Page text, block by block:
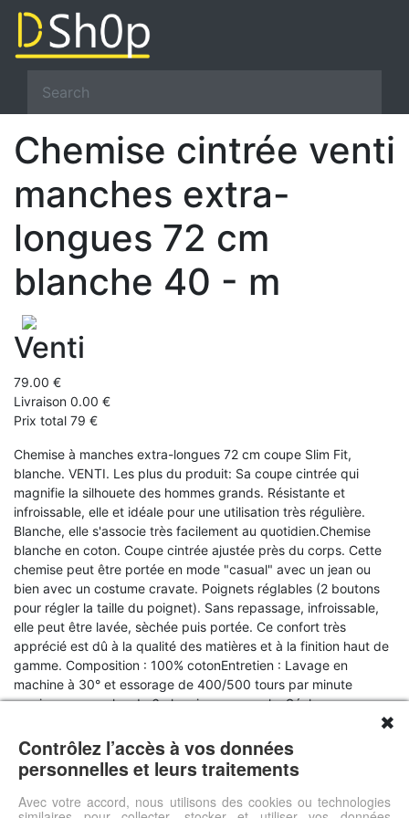
Chemise cintrée venti
manches extra-
longues 72 cm
blanche 40 - m
Venti
79.00 €
Livraison 0.00 €
Prix total 79 €
Chemise à manches extra-longues 72 cm coupe Slim Fit,
blanche. VENTI. Les plus du produit: Sa coupe cintrée qui
magnifie la silhouete des hommes grands. Résistante et
infroissable, elle et idéale pour une utilisation très régulière.
Blanche, elle s'associe très facilement au quotidien.Chemise
blanche en coton. Coupe cintrée ajustée près du corps. Cette
chemise peut être portée en mode "casual" avec un jean ou
bien avec un costume cravate. Poignets réglables (2 boutons
pour régler la taille du poignet). Sans repassage, infroissable,
elle peut être lavée, sèchée puis portée. Ce confort très
apprécié est dû à la qualité des matières et à la finition haut de
gamme. Composition : 100% cotonEntretien : Lavage en
machine à 30° et essorage de 400/500 tours par minute
maximum, pas plus de 6 chemises par cycle. Séchage sur
température moyenne (maximum 2 points). Informations
complémentaires sur la vignette composition. Si vous aimez
cette chemise, vous allez adorer : Chemise noire manches
extra-longues Chemise crème manches extra-longues Chemise
✖
Contrôlez l’accès à vos données
personnelles et leurs traitements
Avec votre accord, nous utilisons des cookies ou technologies